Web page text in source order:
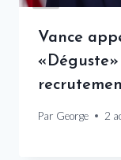
Vance
Par George 2